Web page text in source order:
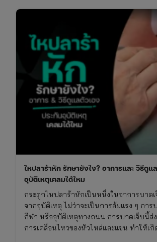
ไหปลาร้าหัก รักษายังไง? อาการและ วิธีดูแ
อุบัติเหตุเคลมได้ไหม
กระดูกไหปลาร้าหักเป็นหนึ่งในอาการบาด
จากอุบัติเหตุ ไม่ว่าจะเป็นการล้มแรง ๆ การ
กีฬา หรืออุบัติเหตุทางถนน การบาดเจ็บนี้ส่
การเคลื่อนไหวของหัวไหล่และแขน ทำให้เ